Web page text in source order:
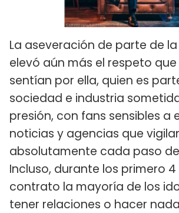
La aseveración de parte de
elevó aún más el respeto
sentían por ella, quien es
sociedad e industria
presión, con fans sensibles a
noticias y agencias que
absolutamente cada paso
Incluso, durante los primero
contrato la mayoría de los
tener relaciones o hacer